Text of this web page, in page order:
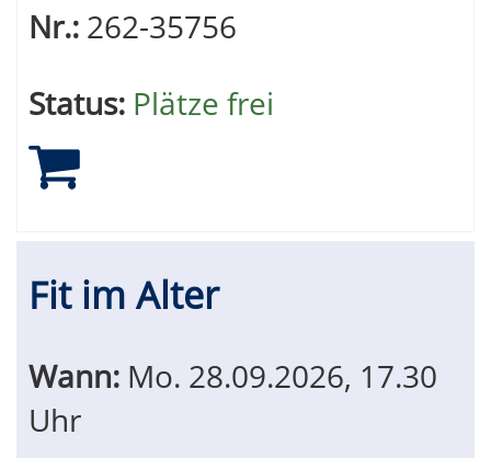
Nr.: 262-35756
Status: Plätze frei
Fit im Alter
Wann: Mo. 28.09.2026, 17.30
Uhr